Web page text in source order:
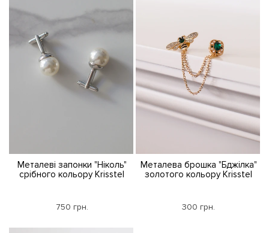
Металеві запонки "Ніколь"
срібного кольору Krisstel
750 грн.
Металева брошка "Бджілка"
золотого кольору Krisstel
300 грн.